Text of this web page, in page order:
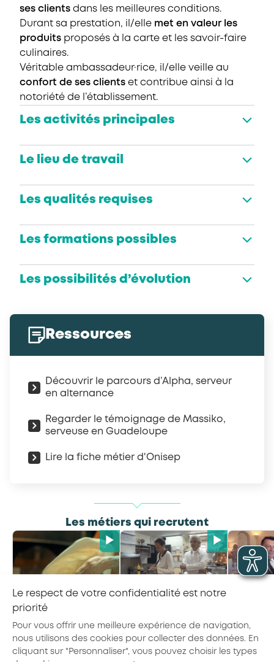
ses clients dans les meilleures conditions.
Durant sa prestation, il/elle met en valeur les
produits proposés à la carte et les savoir-faire
culinaires.
Véritable ambassadeur·rice, il/elle veille au
confort de ses clients et contribue ainsi à la
notoriété de l’établissement.
Les activités principales
Le lieu de travail
Les qualités requises
Les formations possibles
Les possibilités d’évolution
Ressources
Découvrir le parcours d’Alpha, serveur
en alternance
Regarder le témoignage de Massiko,
serveuse en Guadeloupe
Lire la fiche métier d'Onisep
Les métiers qui recrutent
Pizzaiolo
Le respect de votre confidentialité est notre
priorité
Pour vous offrir une meilleure expérience de navigation,
nous utilisons des cookies pour collecter des données. En
cliquant sur "Personnaliser", vous pouvez choisir les types